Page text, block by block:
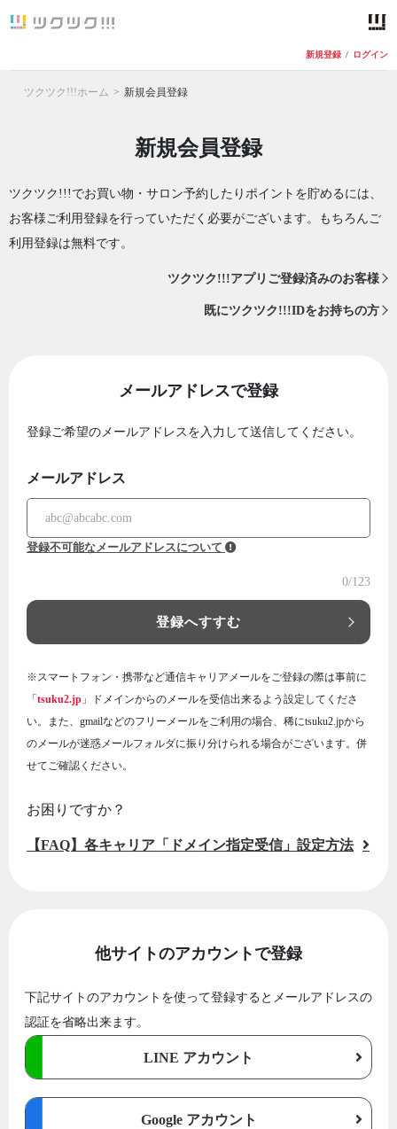
新規登録 / ログイン
ツクツク!!!ホーム 新規会員登録
新規会員登録
ツクツク!!!でお買い物・サロン予約したりポイントを貯めるには、
お客様ご利用登録を行っていただく必要がございます。もちろんご
利用登録は無料です。
ツクツク!!!アプリご登録済みのお客様
既にツクツク!!!IDをお持ちの方
メールアドレスで登録
登録ご希望のメールアドレスを入力して送信してください。
メールアドレス
登録不可能なメールアドレスについて
0/123
登録へすすむ
※スマートフォン・携帯など通信キャリアメールをご登録の際は事前に
「 tsuku2.jp 」ドメインからのメールを受信出来るよう設定してくださ
い。また、gmailなどのフリーメールをご利用の場合、稀にtsuku2.jpから
のメールが迷惑メールフォルダに振り分けられる場合がございます。併
せてご確認ください。
お困りですか？
【FAQ】各キャリア「ドメイン指定受信」設定方法
他サイトのアカウントで登録
下記サイトのアカウントを使って登録するとメールアドレスの
認証を省略出来ます。
LINE アカウント
Google アカウント